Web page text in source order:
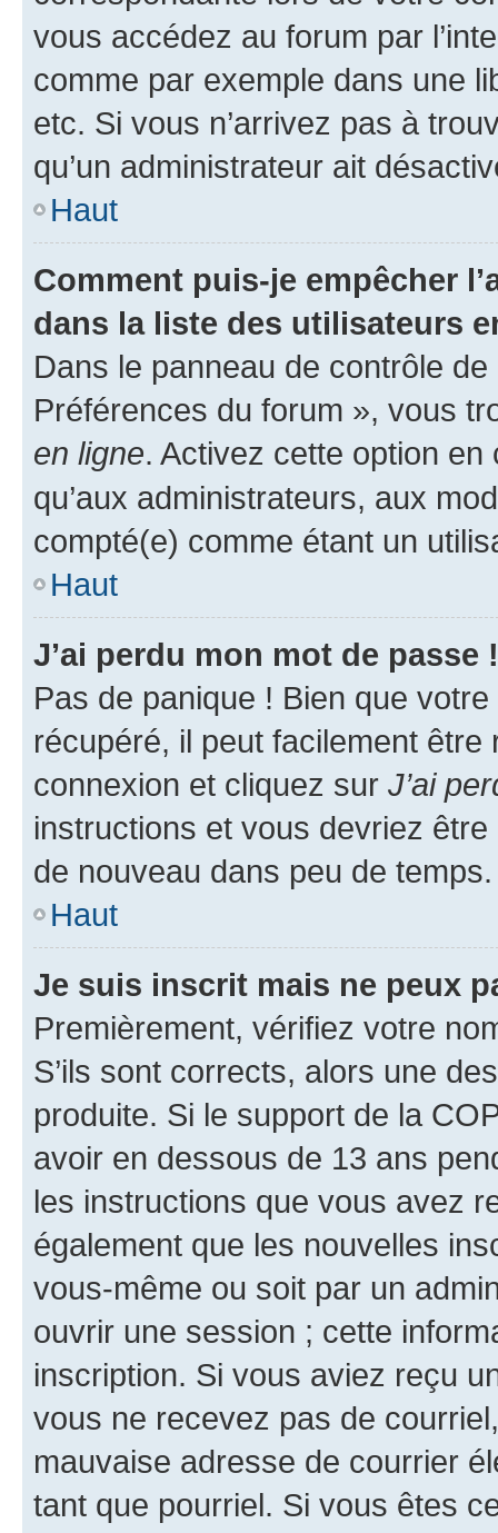
vous accédez au forum par
comme par exemple dans une
etc. Si vous n’arrivez pas à
qu’un administrateur ait
Haut
Comment puis-je empêcher
dans la liste des utilisateurs
Dans le panneau de contrôle
Préférences du forum », vous
en ligne. Activez cette option
qu’aux administrateurs, aux
compté(e) comme étant un
Haut
J’ai perdu mon mot de passe !
Pas de panique ! Bien que
récupéré, il peut facilement
connexion et cliquez sur J’ai
instructions et vous devriez
de nouveau dans peu de temps.
Haut
Je suis inscrit mais ne peux
Premièrement, vérifiez votre
S’ils sont corrects, alors une
produite. Si le support de la
avoir en dessous de 13 ans
les instructions que vous avez
également que les nouvelles
vous-même ou soit par un
ouvrir une session ; cette
inscription. Si vous aviez reçu
vous ne recevez pas de
mauvaise adresse de courrier
tant que pourriel. Si vous êtes